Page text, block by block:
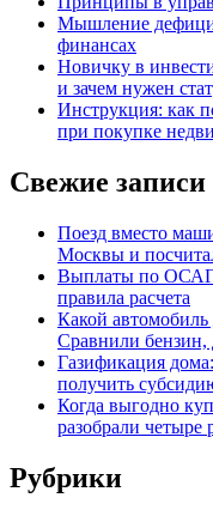
Мышление
финансах
Новичку в
и зачем нужен
Инструкция: как
при покупке
Свежие записи
Поезд вместо
Москвы и
Выплаты по
правила расчета
Какой автомобиль
Сравнили бензин,
Газификация
получить
Когда выгодно
разобрали четыре
Рубрики